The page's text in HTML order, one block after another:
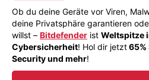
Ob du deine Geräte vor Viren,
deine Privatsphäre garantieren
willst – Bitdefender ist Weltspitze
Cybersicherheit! Hol dir jetzt65%
Security und mehr!